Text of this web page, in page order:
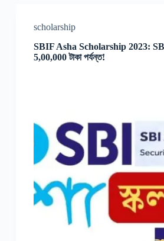
scholarship
SBIF Asha Scholarship 2023: SBI
5,00,000 টাকা পর্যন্ত!